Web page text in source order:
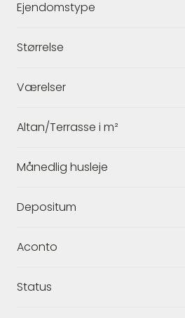
Ejendomstype
Størrelse
Værelser
Altan/Terrasse i m²
Månedlig husleje
Depositum
Aconto
Status